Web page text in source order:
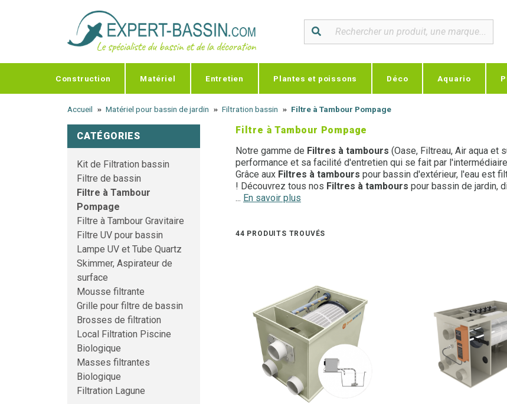
Construction Matériel Entretien Plantes et poissons Déco Aquario
Accueil Matériel pour bassin de jardin Filtration bassin Filtre à Tambour Pompage
CATÉGORIES
Kit de Filtration bassin
Filtre de bassin
Filtre à Tambour
Pompage
Filtre à Tambour Gravitaire
Filtre UV pour bassin
Lampe UV et Tube Quartz
Skimmer, Aspirateur de
surface
Mousse filtrante
Grille pour filtre de bassin
Brosses de filtration
Local Filtration Piscine
Biologique
Masses filtrantes
Biologique
Filtration Lagune
Filtre à Tambour Pompage
Notre gamme de Filtres à tambours (Oase, Filtreau, Air aqua et
performance et sa facilité d'entretien qui se fait par
Grâce aux Filtres à tambours pour bassin d'extérieur, l'eau est
! Découvrez tous nos Filtres à tambours pour bassin de jardin,
filtration.
contacter l'un de nos
... En savoir plus
44 PRODUITS TROUVÉS